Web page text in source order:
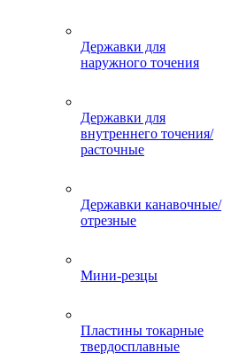
Державки для
наружного точения
Державки для
внутреннего точения/
расточные
Державки канавочные/
отрезные
Мини-резцы
Пластины токарные
твердосплавные